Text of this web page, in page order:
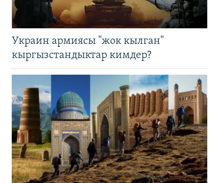
Украин армиясы "жок кылган"
кыргызстандыктар кимдер?